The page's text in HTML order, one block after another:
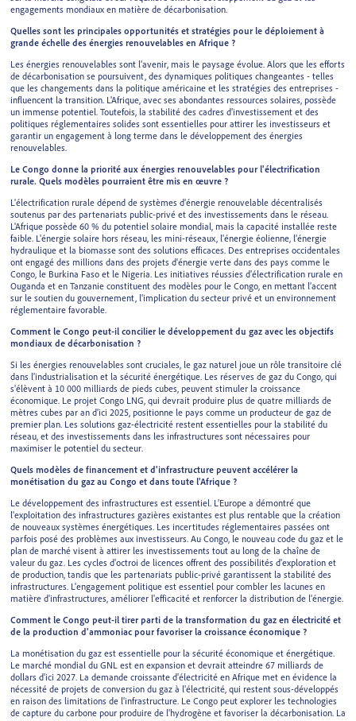
engagements mondiaux en matière de décarbonisation.
Quelles sont les principales opportunités et stratégies pour le déploiement à
grande échelle des énergies renouvelables en Afrique ?
Les énergies renouvelables sont l'avenir, mais le paysage évolue. Alors que les efforts
de décarbonisation se poursuivent, des dynamiques politiques changeantes - telles
que les changements dans la politique américaine et les stratégies des entreprises -
influencent la transition. L'Afrique, avec ses abondantes ressources solaires, possède
un immense potentiel. Toutefois, la stabilité des cadres d'investissement et des
politiques réglementaires solides sont essentielles pour attirer les investisseurs et
garantir un engagement à long terme dans le développement des énergies
renouvelables.
Le Congo donne la priorité aux énergies renouvelables pour l'électrification
rurale. Quels modèles pourraient être mis en œuvre ?
L'électrification rurale dépend de systèmes d'énergie renouvelable décentralisés
soutenus par des partenariats public-privé et des investissements dans le réseau.
L'Afrique possède 60 % du potentiel solaire mondial, mais la capacité installée reste
faible. L'énergie solaire hors réseau, les mini-réseaux, l'énergie éolienne, l'énergie
hydraulique et la biomasse sont des solutions efficaces. Des entreprises occidentales
ont engagé des millions dans des projets d'énergie verte dans des pays comme le
Congo, le Burkina Faso et le Nigeria. Les initiatives réussies d'électrification rurale en
Ouganda et en Tanzanie constituent des modèles pour le Congo, en mettant l'accent
sur le soutien du gouvernement, l'implication du secteur privé et un environnement
réglementaire favorable.
Comment le Congo peut-il concilier le développement du gaz avec les objectifs
mondiaux de décarbonisation ?
Si les énergies renouvelables sont cruciales, le gaz naturel joue un rôle transitoire clé
dans l'industrialisation et la sécurité énergétique. Les réserves de gaz du Congo, qui
s'élèvent à 10 000 milliards de pieds cubes, peuvent stimuler la croissance
économique. Le projet Congo LNG, qui devrait produire plus de quatre milliards de
mètres cubes par an d'ici 2025, positionne le pays comme un producteur de gaz de
premier plan. Les solutions gaz-électricité restent essentielles pour la stabilité du
réseau, et des investissements dans les infrastructures sont nécessaires pour
maximiser le potentiel du secteur.
Quels modèles de financement et d'infrastructure peuvent accélérer la
monétisation du gaz au Congo et dans toute l'Afrique ?
Le développement des infrastructures est essentiel. L'Europe a démontré que
l'exploitation des infrastructures gazières existantes est plus rentable que la création
de nouveaux systèmes énergétiques. Les incertitudes réglementaires passées ont
parfois posé des problèmes aux investisseurs. Au Congo, le nouveau code du gaz et le
plan de marché visent à attirer les investissements tout au long de la chaîne de
valeur du gaz. Les cycles d'octroi de licences offrent des possibilités d'exploration et
de production, tandis que les partenariats public-privé garantissent la stabilité des
infrastructures. L'engagement politique est essentiel pour combler les lacunes en
matière d'infrastructures, améliorer l'efficacité et renforcer la distribution de l'énergie.
Comment le Congo peut-il tirer parti de la transformation du gaz en électricité et
de la production d'ammoniac pour favoriser la croissance économique ?
La monétisation du gaz est essentielle pour la sécurité économique et énergétique.
Le marché mondial du GNL est en expansion et devrait atteindre 67 milliards de
dollars d'ici 2027. La demande croissante d'électricité en Afrique met en évidence la
nécessité de projets de conversion du gaz à l'électricité, qui restent sous-développés
en raison des limitations de l'infrastructure. Le Congo peut explorer les technologies
de capture du carbone pour produire de l'hydrogène et favoriser la décarbonisation. La